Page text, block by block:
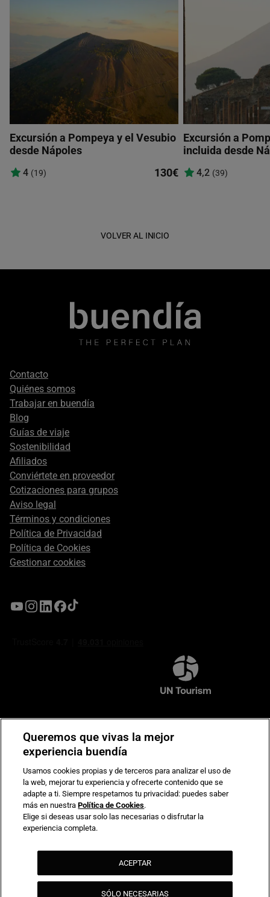
Excursión a Pompeya y el Vesubio
desde Nápoles
4 (19) 130€
Excursión a
incluida desde
4,2 (39)
VOLVER AL INICIO
Footer
secondary
Contacto
Quiénes somos
Trabajar en buendía
Blog
Guías de viaje
Sostenibilidad
Afiliados
Conviértete en proveedor
Cotizaciones para grupos
Aviso legal
Términos y condiciones
Política de Privacidad
Política de Cookies
Gestionar cookies
Compromiso de seguridad en pagos electrónicos
Queremos que vivas la mejor
experiencia buendía
Usamos cookies propias y de terceros para analizar el uso de
la web, mejorar tu experiencia y ofrecerte contenido que se
adapte a ti. Siempre respetamos tu privacidad: puedes saber
más en nuestraPolítica de Cookies.
Elige si deseas usar solo las necesarias o disfrutar la
experiencia completa.
ACEPTAR
SÓLO NECESARIAS